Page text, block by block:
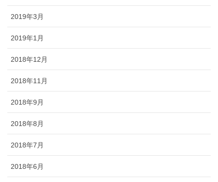
2019年3月
2019年1月
2018年12月
2018年11月
2018年9月
2018年8月
2018年7月
2018年6月